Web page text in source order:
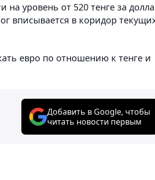
уровень от 520 тенге за
вписывается в коридор
евро по отношению к тенге и
Добавить в Google, чтобы
читать новости первым